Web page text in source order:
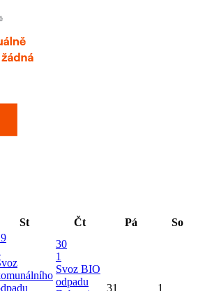
St Čt Pá So
30
1
Svoz BIO
odpadu
31 1